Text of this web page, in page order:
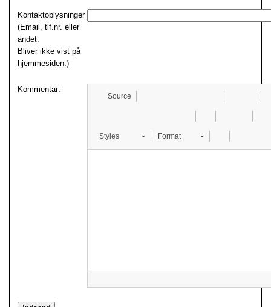
Kontaktoplysninger
(Email, tlf.nr. eller
andet.
Bliver ikke vist på
hjemmesiden.)
Kommentar:
Source
Styles Format